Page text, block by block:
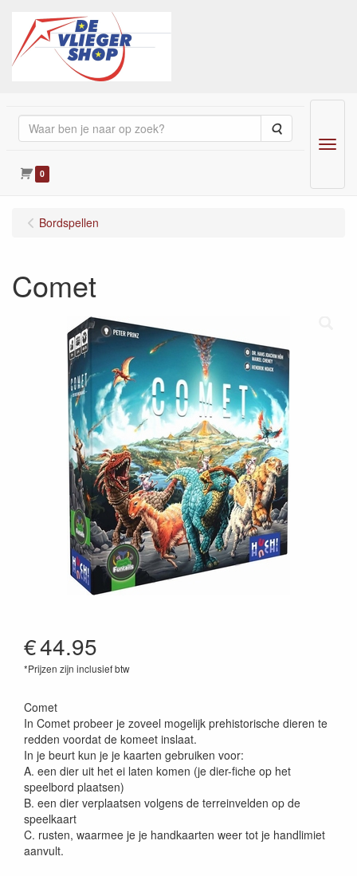
Zoeken
0
Menu
Bordspellen
Comet
€44.95
*Prijzen zijn inclusief btw
Comet
In Comet probeer je zoveel mogelijk prehistorische dieren te
redden voordat de komeet inslaat.
In je beurt kun je je kaarten gebruiken voor:
A. een dier uit het ei laten komen (je dier-fiche op het
speelbord plaatsen)
B. een dier verplaatsen volgens de terreinvelden op de
speelkaart
C. rusten, waarmee je je handkaarten weer tot je handlimiet
aanvult.